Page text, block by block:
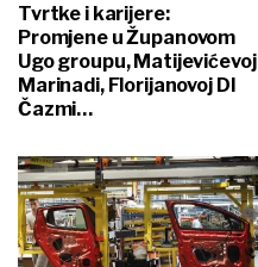
Tvrtke i karijere:
Promjene u Županovom
Ugo groupu, Matijevićevoj
Marinadi, Florijanovoj DI
Čazmi…